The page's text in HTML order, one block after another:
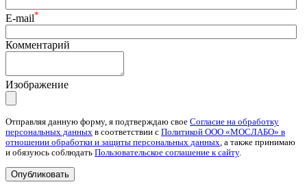
E-mail*
Комментарий
Изображение
Отправляя данную форму, я подтверждаю свое Согласие на обработку
персональных данных в соответствии с Политикой ООО «МОСЛАБО» в
отношении обработки и защиты персональных данных, а также принимаю
и обязуюсь соблюдать Пользовательское соглашение к сайту.
Опубликовать